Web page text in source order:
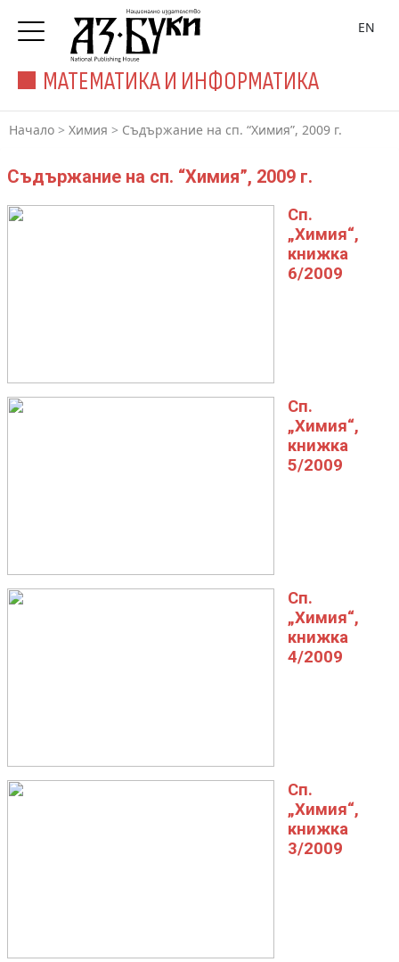
МАТЕМАТИКА И ИНФОРМАТИКА
EN
Начало > Химия > Съдържание на сп. “Химия”, 2009 г.
Съдържание на сп. “Химия”, 2009 г.
Сп.
„Химия“,
книжка
6/2009
Сп.
„Химия“,
книжка
5/2009
Сп.
„Химия“,
книжка
4/2009
Сп.
„Химия“,
книжка
3/2009